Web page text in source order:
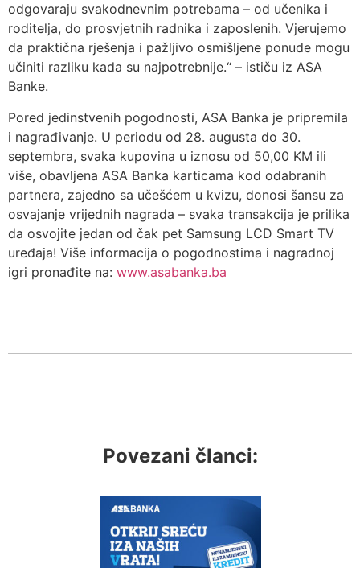
odgovaraju svakodnevnim potrebama – od učenika i
roditelja, do prosvjetnih radnika i zaposlenih. Vjerujemo
da praktična rješenja i pažljivo osmišljene ponude mogu
učiniti razliku kada su najpotrebnije.“ – ističu iz ASA
Banke.
Pored jedinstvenih pogodnosti, ASA Banka je pripremila
i nagrađivanje. U periodu od 28. augusta do 30.
septembra, svaka kupovina u iznosu od 50,00 KM ili
više, obavljena ASA Banka karticama kod odabranih
partnera, zajedno sa učešćem u kvizu, donosi šansu za
osvajanje vrijednih nagrada – svaka transakcija je prilika
da osvojite jedan od čak pet Samsung LCD Smart TV
uređaja! Više informacija o pogodnostima i nagradnoj
igri pronađite na: www.asabanka.ba
Povezani članci: